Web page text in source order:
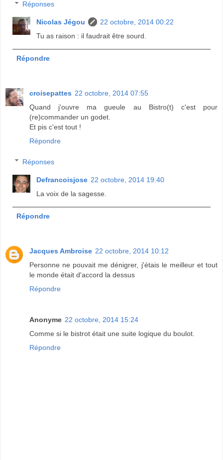
Réponses
Nicolas Jégou
22 octobre, 2014 00:22
Tu as raison : il faudrait être sourd.
Répondre
croisepattes 22 octobre, 2014 07:55
Quand j'ouvre ma gueule au Bistro(t) c'est pour
(re)commander un godet.
Et pis c'est tout !
Répondre
Réponses
Defrancoisjose 22 octobre, 2014 19:40
La voix de la sagesse.
Répondre
Jacques Ambroise 22 octobre, 2014 10:12
Personne ne pouvait me dénigrer, j'étais le meilleur et tout
le monde était d'accord la dessus
Répondre
Anonyme 22 octobre, 2014 15:24
Comme si le bistrot était une suite logique du boulot.
Répondre